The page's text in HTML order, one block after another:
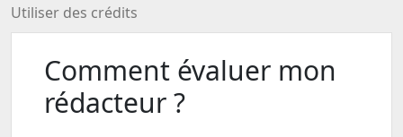
Utiliser des crédits
Comment évaluer mon
rédacteur ?